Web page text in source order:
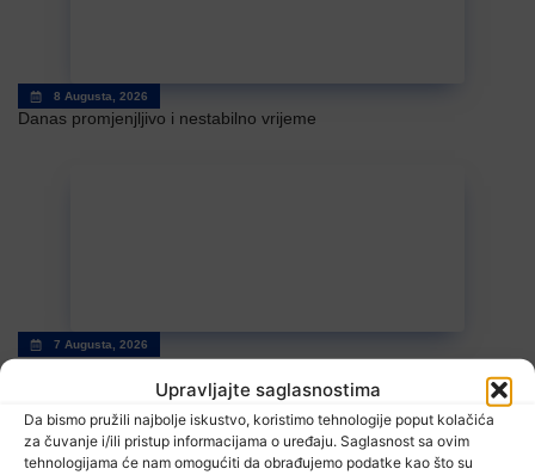
Upravljajte saglasnostima
Da bismo pružili najbolje iskustvo, koristimo tehnologije poput kolačića
za čuvanje i/ili pristup informacijama o uređaju. Saglasnost sa ovim
tehnologijama će nam omogućiti da obrađujemo podatke kao što su
8 Augusta, 2026
Danas promjenjljivo i nestabilno vrijeme
7 Augusta, 2026